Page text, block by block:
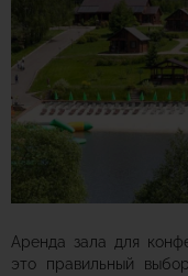
Аренда зала для
это правильный